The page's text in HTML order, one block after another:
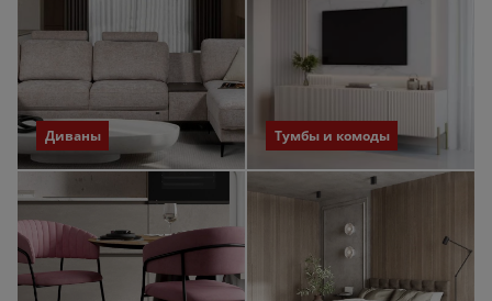
Диваны Тумбы и комоды